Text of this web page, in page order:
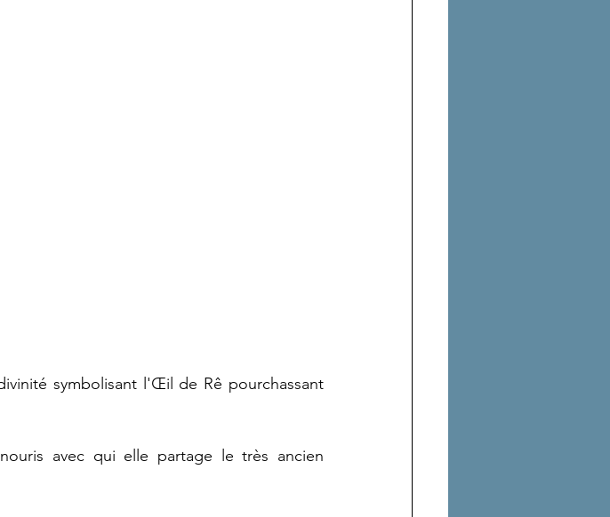
symbolisant l'Œil de Rê pourchassant
avec qui elle partage le très ancien